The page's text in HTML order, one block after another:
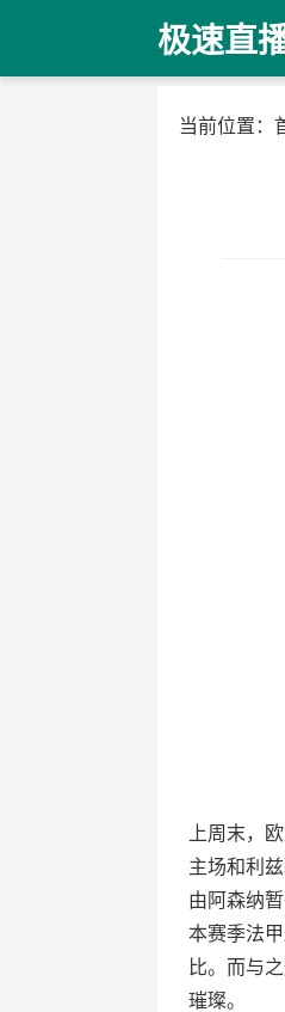
极速直
当前位置：
上周末，
主场和利
由阿森纳
本赛季法
比。而与
璀璨。